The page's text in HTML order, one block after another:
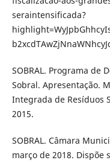
seraintensificada?
SOBRAL. Programa de
Sobral. Apresentação.
Integrada de Resíduos
2015.
SOBRAL. Câmara
março de 2018. Dispõe